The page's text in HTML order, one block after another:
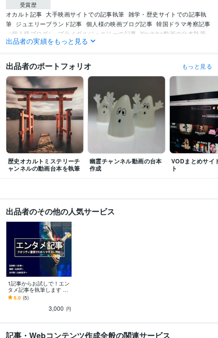
受賞歴
オカルト記事 大手映画サイトでの記事執筆 雑学・歴史サイトでの記事執
筆 ジュエリーブランド記事 個人様の映画ブログ記事 韓国ドラマ考察記事
（個人様ブログ）
ブライダルジュエリーの記事 Youtube動画の台本執筆
マイクロソフト オフィス スペシャリスト（MOS）
色彩検定3級 取得年 : 1998年
ビジネス・クリエイティブツール
WordPress:7年Excel:20年
Google サイト:20年
Google スプレッドシート:7年 Google ドキュメント:7年 Word:20年
GIMP:5年Inkscape:1年Canva:3年
得意分野
ライティング・翻訳 エンタメライティング ジュエリー関連記事 観光記
事
エンタメ ジュエリー 観光
デザイン制作 ブログのアイキャッチ画像制作
出品者の実績をもっと見る
出品者のポートフォリオ もっと見る
歴史オカルトミステリーチ
ャンネルの動画台本を執筆
幽霊チャンネル動画の台本
作成
VODまとめサイ
ト
出品者のその他の人気サービス
1記事からお試しで！エン
タメ記事を執筆します 映
画・アニメ・舞台・音楽
と幅広く対応！80万pvの
5.0 (5)
3,000 円
記事・Webコンテンツ作成全般の関連サービス